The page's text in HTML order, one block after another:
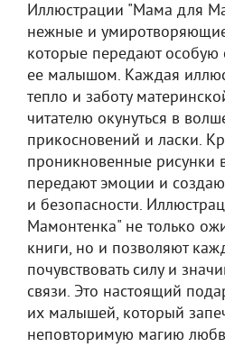
Иллюстрации "Мама для
нежные и
которые передают
ее малышом. Каждая
тепло и заботу
читателю окунуться в
прикосновений и ласки.
проникновенные рисунки
передают эмоции и
и безопасности.
Мамонтенка" не только
книги, но и позволяют
почувствовать силу и
связи. Это настоящий
их малышей, который
неповторимую магию